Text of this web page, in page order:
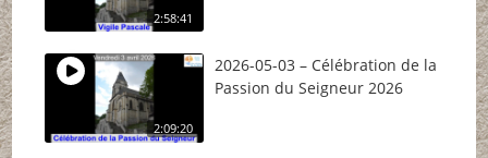
2:58:41
2:09:20
2026-05-03 – Célébration de la
Passion du Seigneur 2026